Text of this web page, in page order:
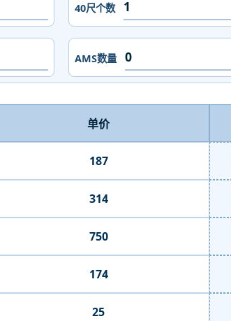
40尺个数
AMS数量
单价
187
314
750
174
25